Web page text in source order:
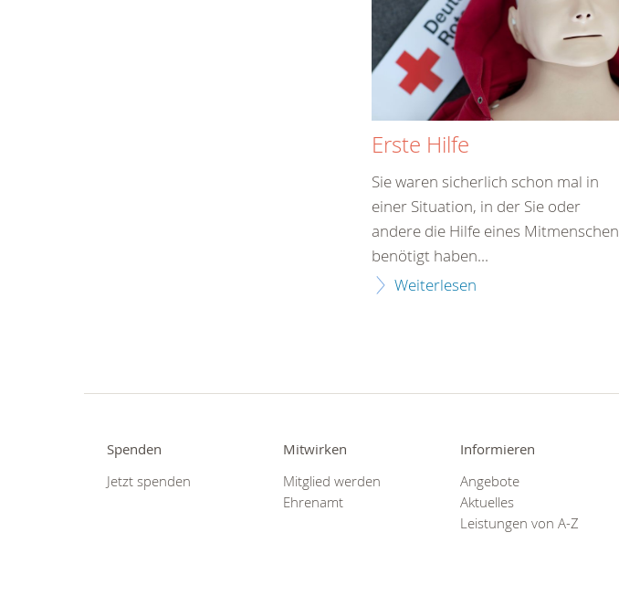
Erste Hilfe
Sie waren sicherlich schon mal in
einer Situation, in der Sie oder
andere die Hilfe eines Mitmenschen
benötigt haben...
Weiterlesen
Spenden
Jetzt spenden
Mitwirken
Mitglied werden
Ehrenamt
Informieren
Angebote
Aktuelles
Leistungen von A-Z